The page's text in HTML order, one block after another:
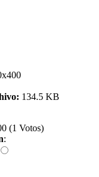
134.5 KB
(1 Votos)
: